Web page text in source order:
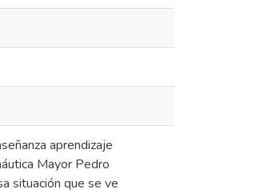
aprendizaje
Mayor Pedro
situación que se ve